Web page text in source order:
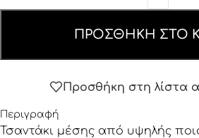
ΠΡΟΣΘΉΚΗ ΣΤΟ
Προσθήκη στη λίστα
Περιγραφή
Τσαντάκι μέσης από υψηλής